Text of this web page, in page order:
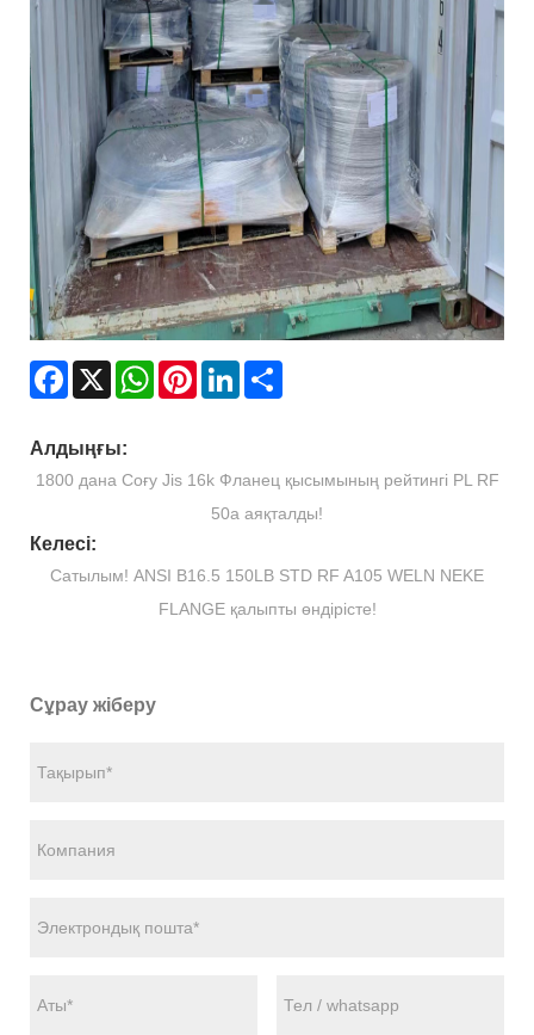
Facebook
X WhatsAppPinterestLinkedIn
Алдыңғы:
1800 дана Соғу Jis 16k Фланец қысымының рейтингі PL RF
50a аяқталды!
Келесі:
Сатылым! ANSI B16.5 150LB STD RF A105 WELN NEKE
FLANGE қалыпты өндірісте!
Сұрау жіберу